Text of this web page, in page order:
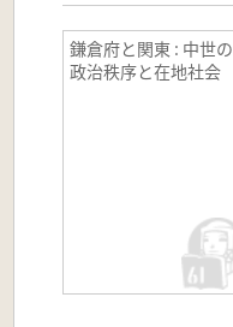
鎌倉府と関東 : 中世の
政治秩序と在地社会